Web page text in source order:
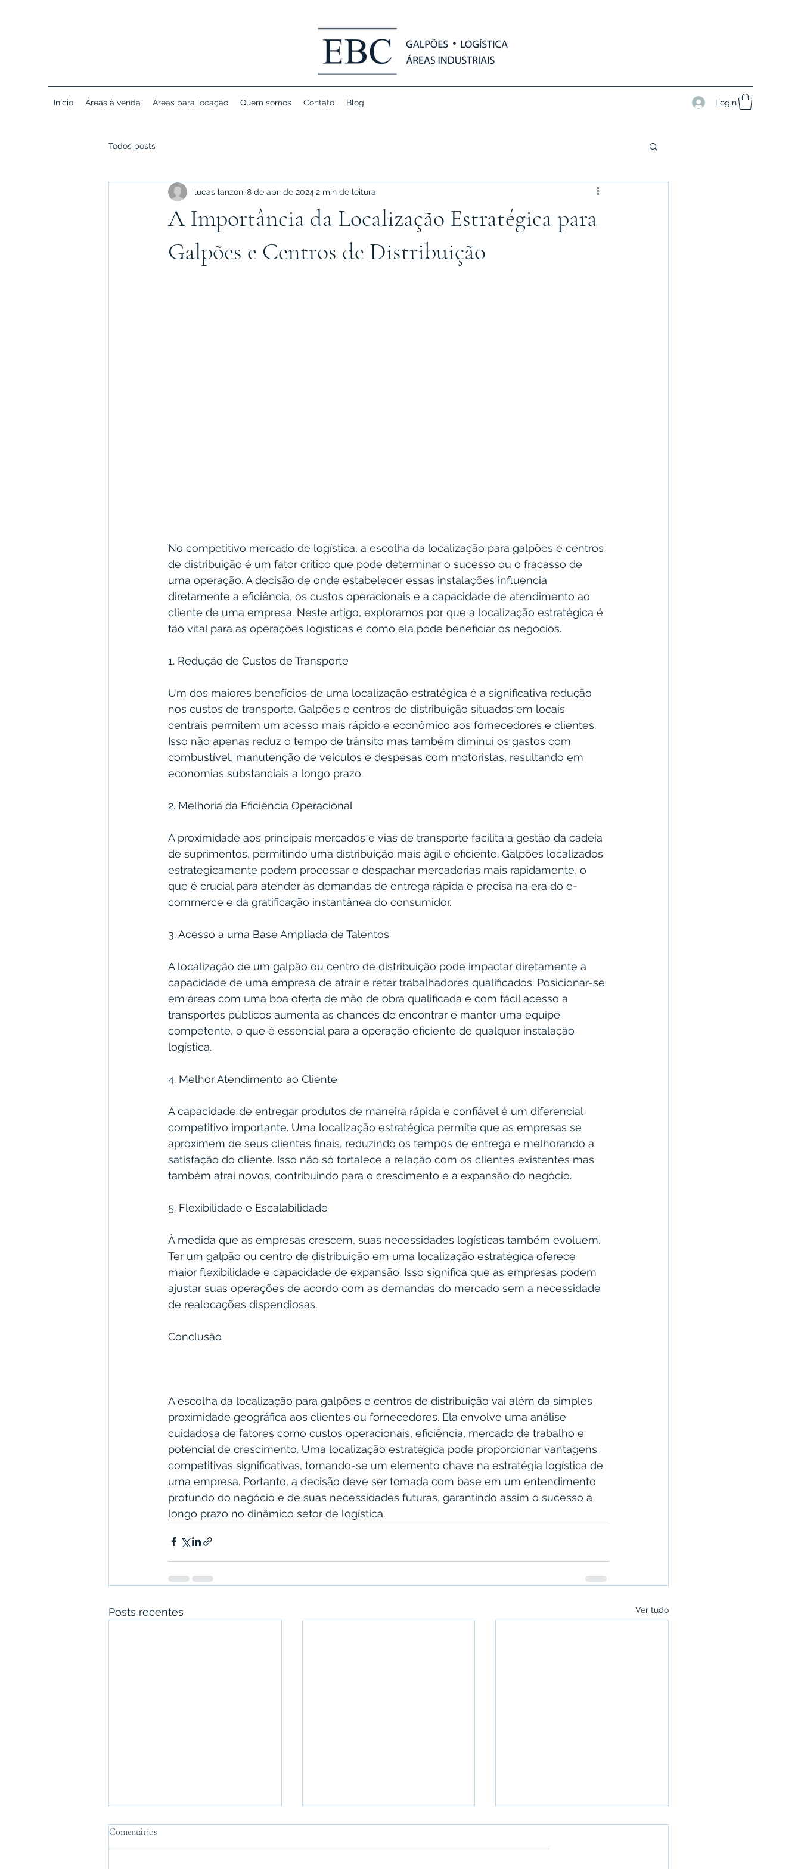
Início Áreas à venda Áreas para locação Quem somos Contato Blog Login
Todos posts
A Importância da Localização Estratégica para
Galpões e Centros de Distribuição
lucas lanzoni 8 de abr. de 20242 min de leitura
No competitivo mercado de logística, a escolha da localização para galpões e centros
de distribuição é um fator crítico que pode determinar o sucesso ou o fracasso de
uma operação. A decisão de onde estabelecer essas instalações influencia
diretamente a eficiência, os custos operacionais e a capacidade de atendimento ao
cliente de uma empresa. Neste artigo, exploramos por que a localização estratégica é
tão vital para as operações logísticas e como ela pode beneficiar os negócios.
1. Redução de Custos de Transporte
Um dos maiores benefícios de uma localização estratégica é a significativa redução
nos custos de transporte. Galpões e centros de distribuição situados em locais
centrais permitem um acesso mais rápido e econômico aos fornecedores e clientes.
Isso não apenas reduz o tempo de trânsito mas também diminui os gastos com
combustível, manutenção de veículos e despesas com motoristas, resultando em
economias substanciais a longo prazo.
2. Melhoria da Eficiência Operacional
A proximidade aos principais mercados e vias de transporte facilita a gestão da cadeia
de suprimentos, permitindo uma distribuição mais ágil e eficiente. Galpões localizados
estrategicamente podem processar e despachar mercadorias mais rapidamente, o
que é crucial para atender às demandas de entrega rápida e precisa na era do e-
commerce e da gratificação instantânea do consumidor.
3. Acesso a uma Base Ampliada de Talentos
A localização de um galpão ou centro de distribuição pode impactar diretamente a
capacidade de uma empresa de atrair e reter trabalhadores qualificados. Posicionar-se
em áreas com uma boa oferta de mão de obra qualificada e com fácil acesso a
transportes públicos aumenta as chances de encontrar e manter uma equipe
competente, o que é essencial para a operação eficiente de qualquer instalação
logística.
4. Melhor Atendimento ao Cliente
A capacidade de entregar produtos de maneira rápida e confiável é um diferencial
competitivo importante. Uma localização estratégica permite que as empresas se
aproximem de seus clientes finais, reduzindo os tempos de entrega e melhorando a
satisfação do cliente. Isso não só fortalece a relação com os clientes existentes mas
também atrai novos, contribuindo para o crescimento e a expansão do negócio.
5. Flexibilidade e Escalabilidade
À medida que as empresas crescem, suas necessidades logísticas também evoluem.
Ter um galpão ou centro de distribuição em uma localização estratégica oferece
maior flexibilidade e capacidade de expansão. Isso significa que as empresas podem
ajustar suas operações de acordo com as demandas do mercado sem a necessidade
de realocações dispendiosas.
Conclusão
A escolha da localização para galpões e centros de distribuição vai além da simples
proximidade geográfica aos clientes ou fornecedores. Ela envolve uma análise
cuidadosa de fatores como custos operacionais, eficiência, mercado de trabalho e
potencial de crescimento. Uma localização estratégica pode proporcionar vantagens
competitivas significativas, tornando-se um elemento chave na estratégia logística de
uma empresa. Portanto, a decisão deve ser tomada com base em um entendimento
profundo do negócio e de suas necessidades futuras, garantindo assim o sucesso a
longo prazo no dinâmico setor de logística.
Posts recentes Ver tudo
Comentários